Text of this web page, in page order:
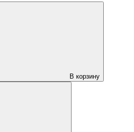
В корзину